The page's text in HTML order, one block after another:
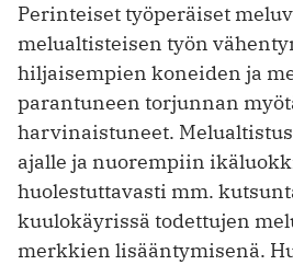
Perinteiset työperäiset
melualtisteisen työn
hiljaisempien koneiden ja
parantuneen torjunnan
harvinaistuneet.
ajalle ja nuorempiin
huolestuttavasti mm.
kuulokäyrissä todettujen
merkkien lisääntymisenä.